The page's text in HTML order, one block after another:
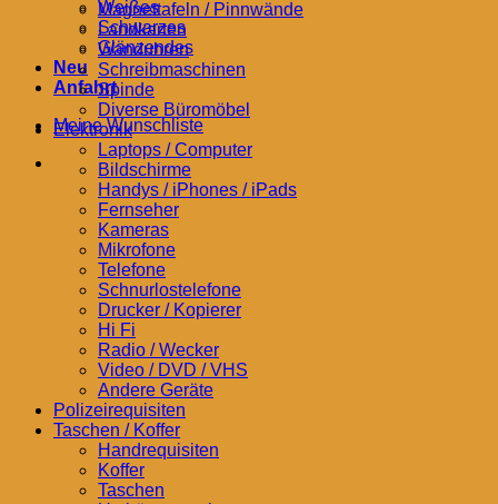
Weißes
Schwarzes
Glänzendes
Neu
Anfahrt
Meine Wunschliste
Magnettafeln / Pinnwände
Landkarten
Wanduhren
Schreibmaschinen
Spinde
Diverse Büromöbel
Elektronik
Laptops / Computer
Bildschirme
Handys / iPhones / iPads
Fernseher
Kameras
Mikrofone
Telefone
Schnurlostelefone
Drucker / Kopierer
Hi Fi
Radio / Wecker
Video / DVD / VHS
Andere Geräte
Polizeirequisiten
Taschen / Koffer
Handrequisiten
Koffer
Taschen